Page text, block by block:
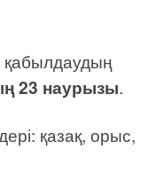
қабылдаудың
23 наурызы.
қазақ, орыс,